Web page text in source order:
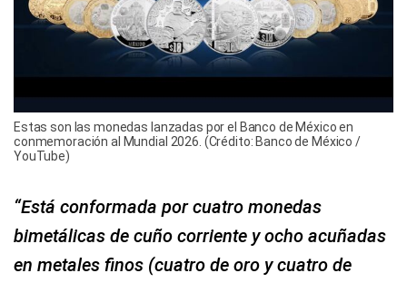
Estas son las monedas lanzadas por el Banco de México en
conmemoración al Mundial 2026. (Crédito: Banco de México /
YouTube)
“Está conformada por cuatro monedas
bimetálicas de cuño corriente y ocho acuñadas
en metales finos (cuatro de oro y cuatro de